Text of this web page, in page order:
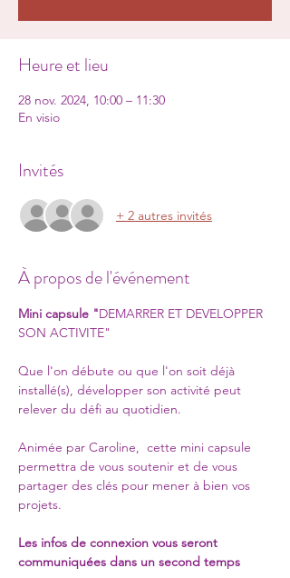
Heure et lieu
28 nov. 2024, 10:00 – 11:30
En visio
Invités
+ 2 autres invités
À propos de l'événement
Mini capsule "DEMARRER ET DEVELOPPER
SON ACTIVITE"
Que l'on débute ou que l'on soit déjà
installé(s), développer son activité peut
relever du défi au quotidien.
Animée par Caroline,  cette mini capsule
permettra de vous soutenir et de vous
partager des clés pour mener à bien vos
projets.
Les infos de connexion vous seront
communiquées dans un second temps